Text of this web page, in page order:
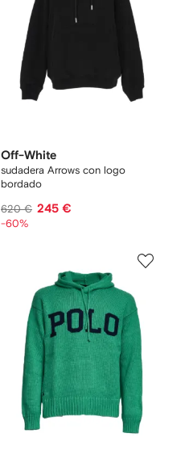
Off-White
sudadera Arrows con logo
bordado
620 € 245 €
-60%